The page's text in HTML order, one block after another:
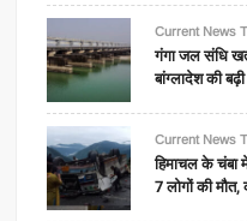
Current News
गंगा जल संधि
बांग्लादेश की
Current News
हिमाचल के चंबा
7 लोगों की